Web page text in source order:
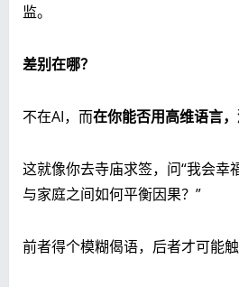
监。
差别在哪？
不在AI，而在你能否用高维语言
这就像你去寺庙求签，问“我会幸
与家庭之间如何平衡因果？”
前者得个模糊偈语，后者才可能触